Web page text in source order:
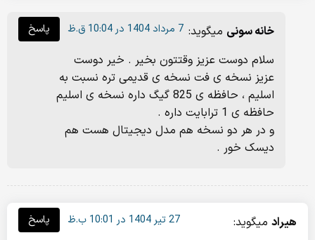
خانه سونی میگوید:
سلام دوست عزیز وقتتون بخیر . خیر دوست
عزیز نسخه ی فت نسخه ی قدیمی تره نسبت به
اسلیم ، حافظه ی 825 گیگ داره نسخه ی اسلیم
حافظه ی 1 ترابایت داره .
و در هر دو نسخه هم مدل دیجیتال هست هم
دیسک خور .
7 مرداد 1404 در 10:04 ق.ظ پاسخ
هیراد میگوید:
27 تیر 1404 در 10:01 ب.ظ پاسخ